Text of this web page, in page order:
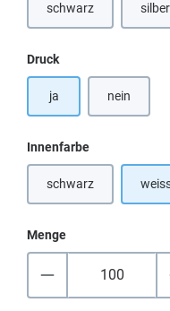
schwarz(Diese Option istsilber
Druckauswählen
ja nein
Innenfarbeauswählen
schwarz(Diese Option ist
Menge